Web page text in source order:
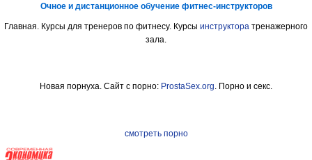
Очное и дистанционное обучение фитнес-инструкторов
Главная. Курсы для тренеров по фитнесу. Курсы инструктора тренажерного
зала.
Новая порнуха. Сайт с порно: ProstaSex.org. Порно и секс.
смотреть порно